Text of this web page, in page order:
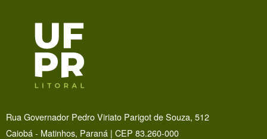
Rua Governador Pedro Viriato Parigot de Souza, 512
Caiobá - Matinhos, Paraná | CEP 83.260-000